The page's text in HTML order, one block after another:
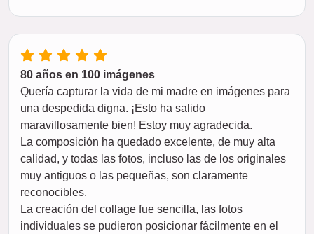
80 años en 100 imágenes
Quería capturar la vida de mi madre en imágenes para
una despedida digna. ¡Esto ha salido
maravillosamente bien! Estoy muy agradecida.
La composición ha quedado excelente, de muy alta
calidad, y todas las fotos, incluso las de los originales
muy antiguos o las pequeñas, son claramente
reconocibles.
La creación del collage fue sencilla, las fotos
individuales se pudieron posicionar fácilmente en el